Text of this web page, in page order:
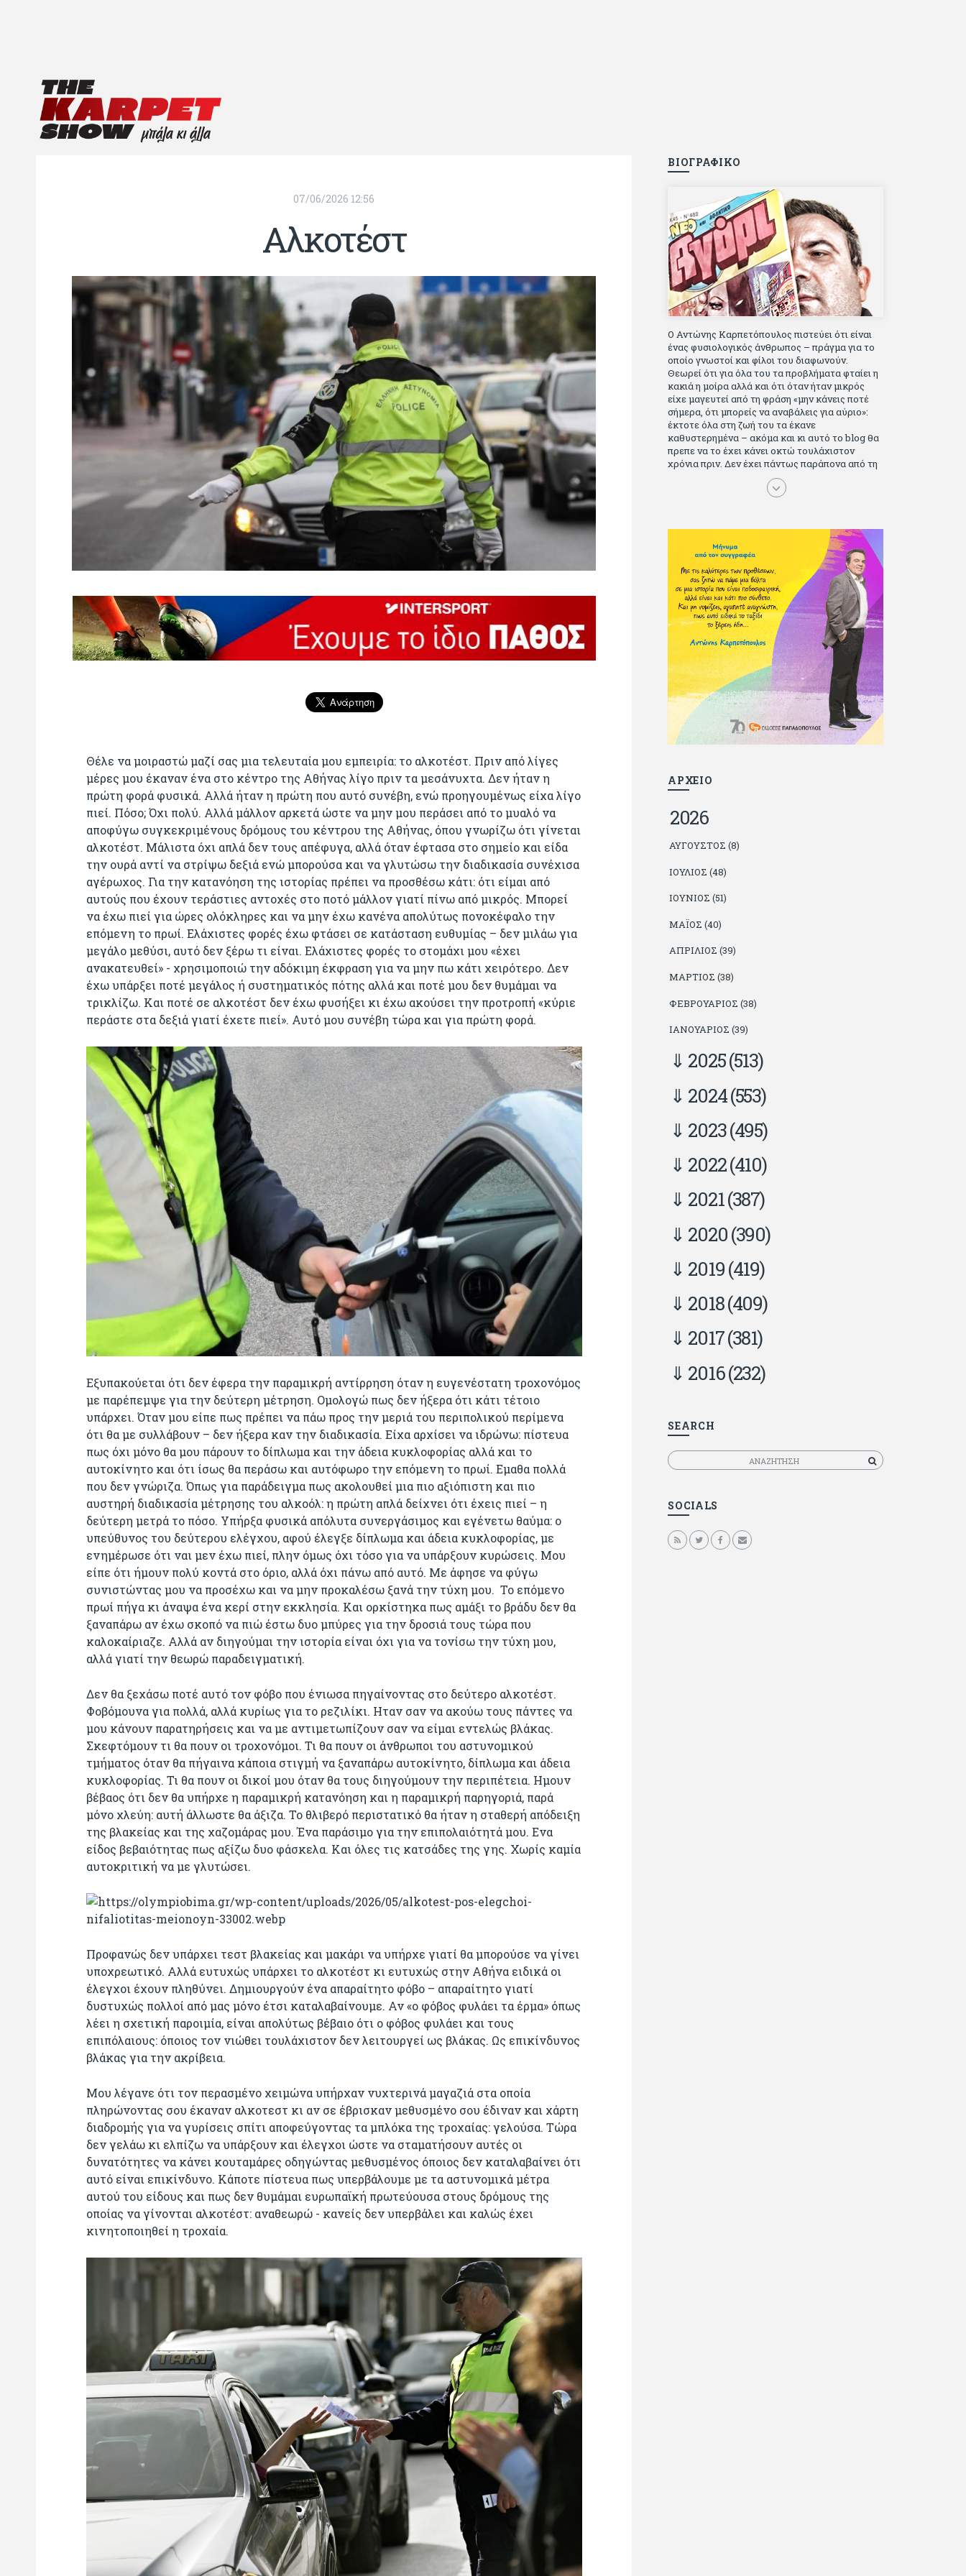
07/06/2026 12:56
Αλκοτέστ
Θέλε να μοιραστώ μαζί σας μια τελευταία μου εμπειρία: το αλκοτέστ. Πριν από λίγες
μέρες μου έκαναν ένα στο κέντρο της Αθήνας λίγο πριν τα μεσάνυχτα. Δεν ήταν η
πρώτη φορά φυσικά. Αλλά ήταν η πρώτη που αυτό συνέβη, ενώ προηγουμένως είχα λίγο
πιεί. Πόσο; Όχι πολύ. Αλλά μάλλον αρκετά ώστε να μην μου περάσει από το μυαλό να
αποφύγω συγκεκριμένους δρόμους του κέντρου της Αθήνας, όπου γνωρίζω ότι γίνεται
αλκοτέστ. Μάλιστα όχι απλά δεν τους απέφυγα, αλλά όταν έφτασα στο σημείο και είδα
την ουρά αντί να στρίψω δεξιά ενώ μπορούσα και να γλυτώσω την διαδικασία συνέχισα
αγέρωχος. Για την κατανόηση της ιστορίας πρέπει να προσθέσω κάτι: ότι είμαι από
αυτούς που έχουν τεράστιες αντοχές στο ποτό μάλλον γιατί πίνω από μικρός. Μπορεί
να έχω πιεί για ώρες ολόκληρες και να μην έχω κανένα απολύτως πονοκέφαλο την
επόμενη το πρωί. Ελάχιστες φορές έχω φτάσει σε κατάσταση ευθυμίας – δεν μιλάω για
μεγάλο μεθύσι, αυτό δεν ξέρω τι είναι. Ελάχιστες φορές το στομάχι μου «έχει
ανακατευθεί» - χρησιμοποιώ την αδόκιμη έκφραση για να μην πω κάτι χειρότερο. Δεν
έχω υπάρξει ποτέ μεγάλος ή συστηματικός πότης αλλά και ποτέ μου δεν θυμάμαι να
τρικλίζω. Και ποτέ σε αλκοτέστ δεν έχω φυσήξει κι έχω ακούσει την προτροπή «κύριε
περάστε στα δεξιά γιατί έχετε πιεί». Αυτό μου συνέβη τώρα και για πρώτη φορά.
Εξυπακούεται ότι δεν έφερα την παραμικρή αντίρρηση όταν η ευγενέστατη τροχονόμος
με παρέπεμψε για την δεύτερη μέτρηση. Ομολογώ πως δεν ήξερα ότι κάτι τέτοιο
υπάρχει. Όταν μου είπε πως πρέπει να πάω προς την μεριά του περιπολικού περίμενα
ότι θα με συλλάβουν – δεν ήξερα καν την διαδικασία. Είχα αρχίσει να ιδρώνω: πίστευα
πως όχι μόνο θα μου πάρουν το δίπλωμα και την άδεια κυκλοφορίας αλλά και το
αυτοκίνητο και ότι ίσως θα περάσω και αυτόφωρο την επόμενη το πρωί. Εμαθα πολλά
που δεν γνώριζα. Όπως για παράδειγμα πως ακολουθεί μια πιο αξιόπιστη και πιο
αυστηρή διαδικασία μέτρησης του αλκοόλ: η πρώτη απλά δείχνει ότι έχεις πιεί – η
δεύτερη μετρά το πόσο. Υπήρξα φυσικά απόλυτα συνεργάσιμος και εγένετω θαύμα: ο
υπεύθυνος του δεύτερου ελέγχου, αφού έλεγξε δίπλωμα και άδεια κυκλοφορίας, με
ενημέρωσε ότι ναι μεν έχω πιεί, πλην όμως όχι τόσο για να υπάρξουν κυρώσεις. Μου
είπε ότι ήμουν πολύ κοντά στο όριο, αλλά όχι πάνω από αυτό. Με άφησε να φύγω
συνιστώντας μου να προσέχω και να μην προκαλέσω ξανά την τύχη μου. Το επόμενο
πρωί πήγα κι άναψα ένα κερί στην εκκλησία. Και ορκίστηκα πως αμάξι το βράδυ δεν θα
ξαναπάρω αν έχω σκοπό να πιώ έστω δυο μπύρες για την δροσιά τους τώρα που
καλοκαίριαζε. Αλλά αν διηγούμαι την ιστορία είναι όχι για να τονίσω την τύχη μου,
αλλά γιατί την θεωρώ παραδειγματική.
Δεν θα ξεχάσω ποτέ αυτό τον φόβο που ένιωσα πηγαίνοντας στο δεύτερο αλκοτέστ.
Φοβόμουνα για πολλά, αλλά κυρίως για το ρεζιλίκι. Ηταν σαν να ακούω τους πάντες να
μου κάνουν παρατηρήσεις και να με αντιμετωπίζουν σαν να είμαι εντελώς βλάκας.
Σκεφτόμουν τι θα πουν οι τροχονόμοι. Τι θα πουν οι άνθρωποι του αστυνομικού
τμήματος όταν θα πήγαινα κάποια στιγμή να ξαναπάρω αυτοκίνητο, δίπλωμα και άδεια
κυκλοφορίας. Τι θα πουν οι δικοί μου όταν θα τους διηγούμουν την περιπέτεια. Ημουν
βέβαος ότι δεν θα υπήρχε η παραμικρή κατανόηση και η παραμικρή παρηγοριά, παρά
μόνο χλεύη: αυτή άλλωστε θα άξιζα. Το θλιβερό περιστατικό θα ήταν η σταθερή απόδειξη
της βλακείας και της χαζομάρας μου. Ένα παράσιμο για την επιπολαιότητά μου. Ενα
είδος βεβαιότητας πως αξίζω δυο φάσκελα. Και όλες τις κατσάδες της γης. Χωρίς καμία
αυτοκριτική να με γλυτώσει.
Προφανώς δεν υπάρχει τεστ βλακείας και μακάρι να υπήρχε γιατί θα μπορούσε να γίνει
υποχρεωτικό. Αλλά ευτυχώς υπάρχει το αλκοτέστ κι ευτυχώς στην Αθήνα ειδικά οι
έλεγχοι έχουν πληθύνει. Δημιουργούν ένα απαραίτητο φόβο – απαραίτητο γιατί
δυστυχώς πολλοί από μας μόνο έτσι καταλαβαίνουμε. Αν «ο φόβος φυλάει τα έρμα» όπως
λέει η σχετική παροιμία, είναι απολύτως βέβαιο ότι ο φόβος φυλάει και τους
επιπόλαιους: όποιος τον νιώθει τουλάχιστον δεν λειτουργεί ως βλάκας. Ως επικίνδυνος
βλάκας για την ακρίβεια.
Μου λέγανε ότι τον περασμένο χειμώνα υπήρχαν νυχτερινά μαγαζιά στα οποία
πληρώνοντας σου έκαναν αλκοτεστ κι αν σε έβρισκαν μεθυσμένο σου έδιναν και χάρτη
διαδρομής για να γυρίσεις σπίτι αποφεύγοντας τα μπλόκα της τροχαίας: γελούσα. Τώρα
δεν γελάω κι ελπίζω να υπάρξουν και έλεγχοι ώστε να σταματήσουν αυτές οι
δυνατότητες να κάνει κουταμάρες οδηγώντας μεθυσμένος όποιος δεν καταλαβαίνει ότι
αυτό είναι επικίνδυνο. Κάποτε πίστευα πως υπερβάλουμε με τα αστυνομικά μέτρα
αυτού του είδους και πως δεν θυμάμαι ευρωπαϊκή πρωτεύουσα στους δρόμους της
οποίας να γίνονται αλκοτέστ: αναθεωρώ - κανείς δεν υπερβάλει και καλώς έχει
κινητοποιηθεί η τροχαία.
ΒΙΟΓΡΑΦΙΚΟ
Ο Αντώνης Καρπετόπουλος πιστεύει ότι είναι
ένας φυσιολογικός άνθρωπος – πράγμα για το
οποίο γνωστοί και φίλοι του διαφωνούν.
Θεωρεί ότι για όλα του τα προβλήματα φταίει η
κακιά η μοίρα αλλά και ότι όταν ήταν μικρός
είχε μαγευτεί από τη φράση «μην κάνεις ποτέ
σήμερα, ότι μπορείς να αναβάλεις για αύριο»:
έκτοτε όλα στη ζωή του τα έκανε
καθυστερημένα – ακόμα και κι αυτό το blog θα
πρεπε να το έχει κάνει οκτώ τουλάχιστον
χρόνια πριν. Δεν έχει πάντως παράπονα από τη
ζωή του, ούτε και απωθημένα. Πέρασε ωραία
παιδικά χρόνια διαβάζοντας πολλά και σοβαρά
αρκετό Ιούλιο Βέρν πριν τον κερδίσουν τα
αστυνομικά), απέκτησε τους σωστούς φίλους
κυρίως γιατί του άρεσε να κάνει παρέα με
μεγαλύτερους. Μεγαλώνοντας σπούδασε, έζησε
πολύ στο εξωτερικό, είδε εκατοντάδες ταινίες
κι έγραφε και στο περιοδικό Σινεμά, είχε
κάποιες αισθηματικές περιπέτειες που
σκόρπισαν γέλιο στους φίλους του - αν όχι και
στον ίδιο. Πήγε στρατό κανονικά στα σύνορα
και διατήρησε μια καλή σχέση με την οικογένεια
του, την οποία αισθάνεται πως διάφορες φορές
έφερε σε δύσκολη θέση. Κείμενο με την
υπογραφή του πρωτοδημοσιεύτηκε στο
Φίλαθλο το 1992. Επέστρεψε οριστικά στην
Ελλάδα το 1998, δούλεψε για πολλούς (αφού
δυσκολεύεται να πει όχι), και κάποιοι, αν όχι και
όλοι, τον πλήρωσαν κι έμειναν και
ευχαριστημένοι από τη συνεργασία. Σήμερα
κλείσει εικοσαετία) και στη Sportday. Επαίρεται
ότι λίγοι έχουν δει περισσότερο ποδόσφαιρο
γιατί είναι μέλος της γενιάς που απόλαυσε τους
μεγαλύτερους σε όλα τα σπορ. Δεν είναι
παντρεμένος, αλλά θαυμάζει όσους βρίσκουν το
κουράγιο να το κάνουν. Αντίθετα από πολλούς
φίλους του δεν πληρώνει διατροφές. Ελπίζει ότι
δεν έχει παιδιά. Απειλεί ότι θα γράφει όσο
υπάρχουν άνθρωποι που τον διαβάζουν, είτε
συμφωνώντας είτε διαφωνώντας.
ΑΡΧΕΙΟ
2026
ΑΎΓΟΥΣΤΟΣ (8)
ΙΟΎΛΙΟΣ (48)
ΙΟΎΝΙΟΣ (51)
ΜΆΙΟΣ (40)
ΑΠΡΊΛΙΟΣ (39)
ΜΆΡΤΙΟΣ (38)
ΦΕΒΡΟΥΆΡΙΟΣ (38)
ΙΑΝΟΥΆΡΙΟΣ (39)
2025(513)
2024(553)
2023(495)
2022(410)
2021(387)
2020(390)
2019(419)
2018(409)
2017(381)
2016(232)
SEARCH
Αναζητηση
SOCIALS